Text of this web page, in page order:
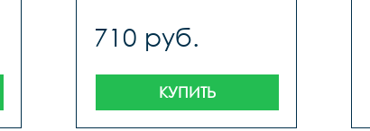
710 руб.
КУПИТЬ